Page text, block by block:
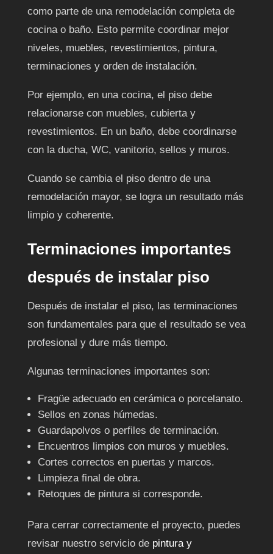
como parte de una remodelación completa de
cocina o baño. Esto permite coordinar mejor
niveles, muebles, revestimientos, pintura,
terminaciones y orden de instalación.
Por ejemplo, en una cocina, el piso debe
relacionarse con muebles, cubierta y
revestimientos. En un baño, debe coordinarse
con la ducha, WC, vanitorio, sellos y muros.
Cuando se cambia el piso dentro de una
remodelación mayor, se logra un resultado más
limpio y coherente.
Terminaciones importantes
después de instalar piso
Después de instalar el piso, las terminaciones
son fundamentales para que el resultado se vea
profesional y dure más tiempo.
Algunas terminaciones importantes son:
Fragüe adecuado en cerámica o porcelanato.
Sellos en zonas húmedas.
Guardapolvos o perfiles de terminación.
Encuentros limpios con muros y muebles.
Cortes correctos en puertas y marcos.
Limpieza final de obra.
Retoques de pintura si corresponde.
Para cerrar correctamente el proyecto, puedes
revisar nuestro servicio de pintura y